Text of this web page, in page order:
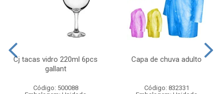
Cj tacas vidro 220ml 6pcs
gallant
Código: 500088
Capa de chuva adulto
Código: 832331